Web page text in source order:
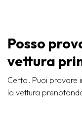
Posso
vettura
Certo. Puoi provare
la vettura